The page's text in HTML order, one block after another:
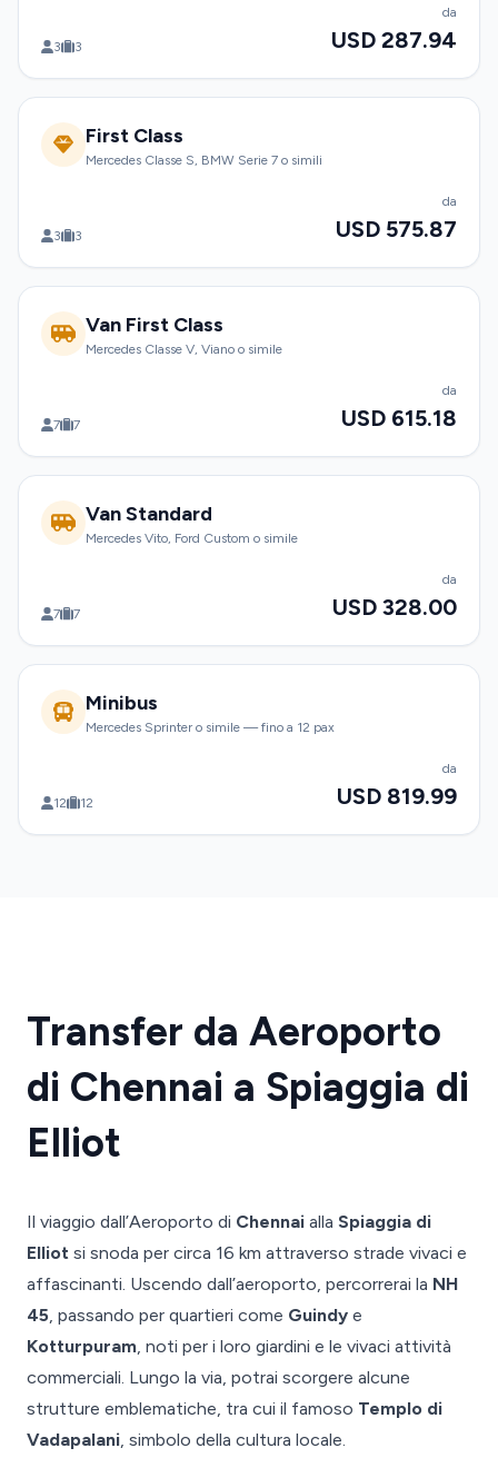
3 3
da
USD 287.94
First Class
Mercedes Classe S, BMW Serie 7 o simili
3 3
da
USD 575.87
Van First Class
Mercedes Classe V, Viano o simile
7 7
da
USD 615.18
Van Standard
Mercedes Vito, Ford Custom o simile
7 7
da
USD 328.00
Minibus
Mercedes Sprinter o simile — fino a 12 pax
12 12
da
USD 819.99
Transfer da Aeroporto
di Chennai a Spiaggia di
Elliot
Il viaggio dall’Aeroporto di Chennai alla Spiaggia di
Elliot si snoda per circa 16 km attraverso strade vivaci e
affascinanti. Uscendo dall’aeroporto, percorrerai la NH
45, passando per quartieri come Guindy e
Kotturpuram, noti per i loro giardini e le vivaci attività
commerciali. Lungo la via, potrai scorgere alcune
strutture emblematiche, tra cui il famoso Templo di
Vadapalani, simbolo della cultura locale.